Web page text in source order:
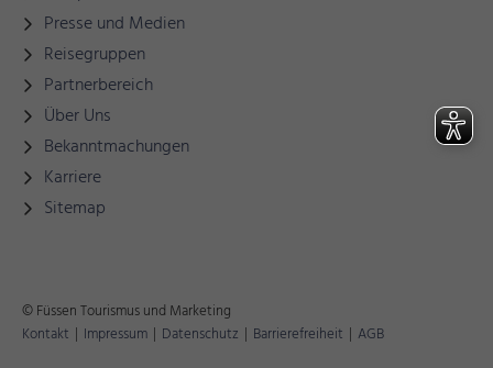
Presse und Medien
Reisegruppen
Partnerbereich
Über Uns
Bekanntmachungen
Karriere
Sitemap
© Füssen Tourismus und Marketing
Kontakt | Impressum | Datenschutz | Barrierefreiheit | AGB